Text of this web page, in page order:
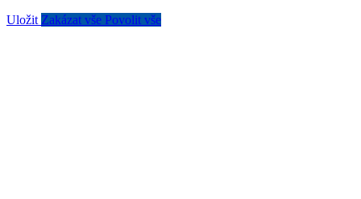
Uložit Zakázat vše Povolit vše